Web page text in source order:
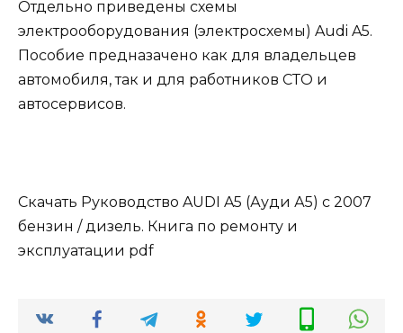
Отдельно приведены схемы
электрооборудования (электросхемы) Audi A5.
Пособие предназачено как для владельцев
автомобиля, так и для работников СТО и
автосервисов.
Скачать Руководство AUDI A5 (Ауди А5) с 2007
бензин / дизель. Книга по ремонту и
эксплуатации pdf